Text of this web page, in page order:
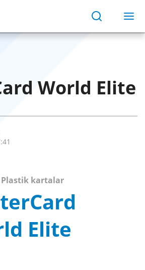
World Elite
Plastik kartalar
Elite